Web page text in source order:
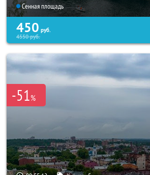
Сенная площадь
450 руб.
4550руб.
-51%